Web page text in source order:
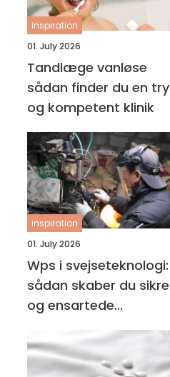
inspiration
01. July 2026
Tandlæge vanløse
sådan finder du en
og kompetent klinik
inspiration
01. July 2026
Wps i svejseteknologi:
sådan skaber du sikre
og ensartede